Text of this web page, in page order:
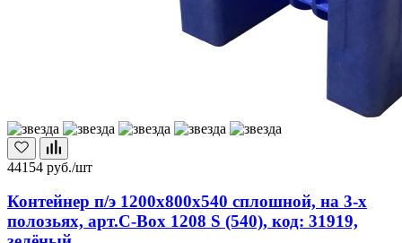
44154 руб./шт
Контейнер п/э 1200х800х540 сплошной, на 3-х
полозьях, арт.C-Box 1208 S (540), код: 31919,